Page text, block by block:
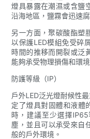
燈具暴露在潮濕或含鹽
沿海地區，鹽霧會迅速
另一方面，聚碳酸酯塑
以保護LED模組免受碎
時間的推移而開裂或泛
能夠承受物理損傷和環
防護等級（IP）
戶外LED泛光燈耐候性
定了燈具對固體和液體
時，建議至少選擇
塵，並且可以承受來
般的戶外環境。